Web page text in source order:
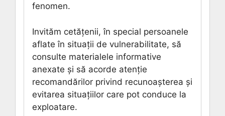
fenomen.
Invităm cetățenii, în special persoanele
aflate în situații de vulnerabilitate, să
consulte materialele informative
anexate și să acorde atenție
recomandărilor privind recunoașterea și
evitarea situațiilor care pot conduce la
exploatare.